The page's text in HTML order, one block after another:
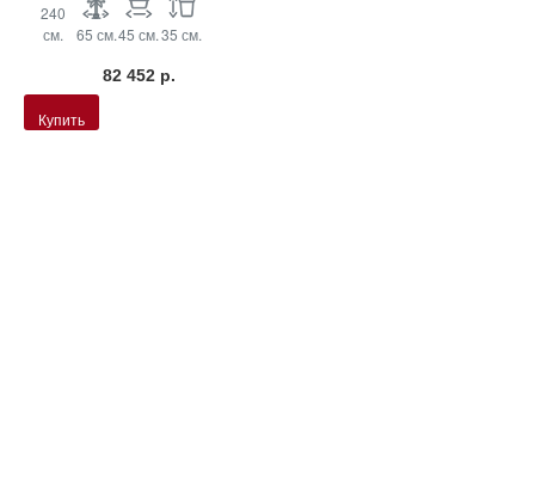
240
см.
65 см.45 см.35 см.
82 452 р.
Купить